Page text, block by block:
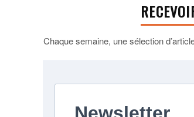
Chaque semaine, une sélection